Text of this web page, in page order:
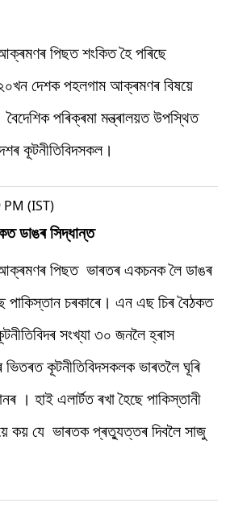
আক্ৰমণৰ পিছত শংকিত হৈ পৰিছে
দেশক পহলগাম আক্ৰমণৰ বিষয়ে
পৰিক্ৰমা মন্ত্ৰালয়ত উপস্থিত
কূটনীতিবিদসকল।
(IST)
ডাঙৰ সিদ্ধান্ত
আক্ৰমণৰ পিছত ভাৰতৰ একচনক লৈ ডাঙৰ
পাকিস্তান চৰকাৰে। এন এছ চিৰ বৈঠকত
সংখ্যা ৩০ জনলৈ হ্ৰাস
কূটনীতিবিদসকলক ভাৰতলৈ ঘূৰি
। হাই এলাৰ্টত ৰখা হৈছে পাকিস্তানী
কয় যে ভাৰতক প্ৰত্যুত্তৰ দিবলৈ সাজু